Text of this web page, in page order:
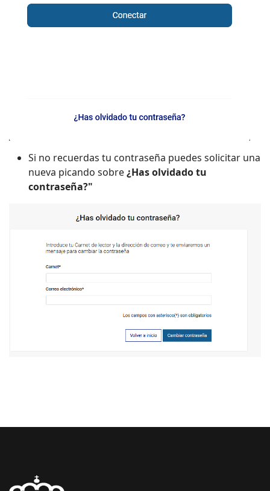
Si no recuerdas tu contraseña puedes solicitar una
nueva picando sobre¿Has olvidado tu
contraseña?"